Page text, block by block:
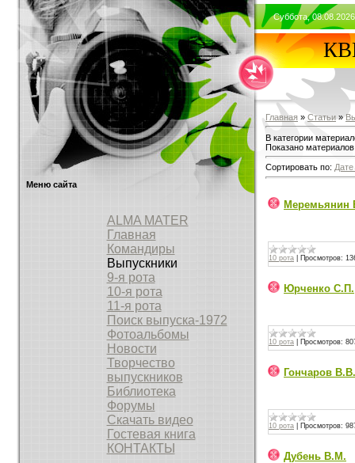
Меню сайта
ALMA MATER
Главная
Командиры
Выпускники
9-я рота
10-я рота
11-я рота
Поиск выпуска-1972
Фотоальбомы
Новости
Творчество
выпускников
Библиотека
Форумы
Скачать видео
Гостевая книга
КОНТАКТЫ
Суббота,
Главная » Статьи »
В категории
Показано
Сортировать по: Дате
Меремьянин
10 рота Просмотров:
Юрченко С.П.
10 рота Просмотров:
Гончаров В.В.
10 рота Просмотров:
Дубень В.М.